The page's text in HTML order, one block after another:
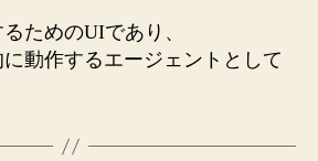
ためのUIであり、
動作するエージェントとして